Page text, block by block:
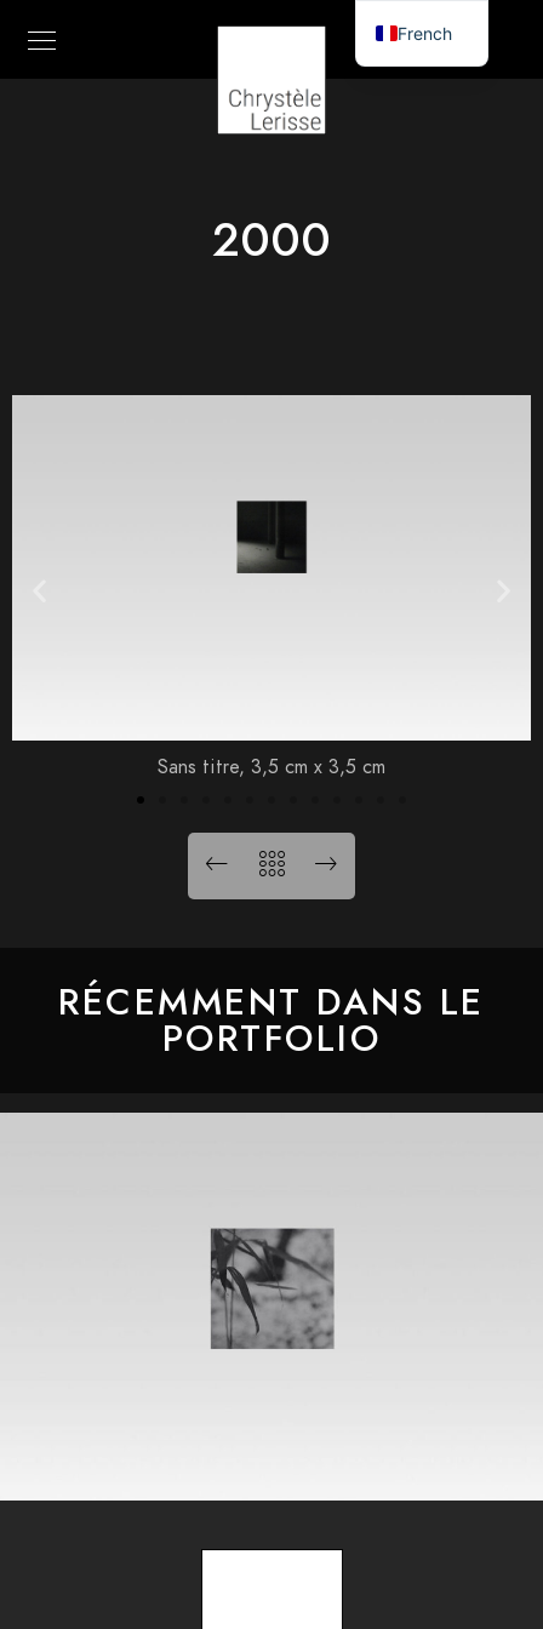
2000
Sans titre, 3,5 cm x 3,5 cm
RÉCEMMENT DANS LE
PORTFOLIO
French
English